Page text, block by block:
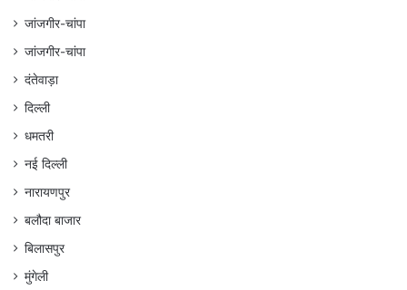
जांजगीर-चांपा
जांजगीर-चांपा
दंतेवाड़ा
दिल्ली
धमतरी
नई दिल्ली
नारायणपुर
बलौदा बाजार
बिलासपुर
मुंगेली